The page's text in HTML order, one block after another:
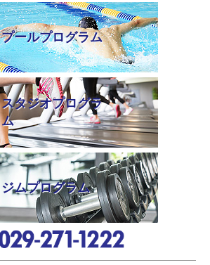
プールプログラム
スタジオプログラ
ム
ジムプログラム